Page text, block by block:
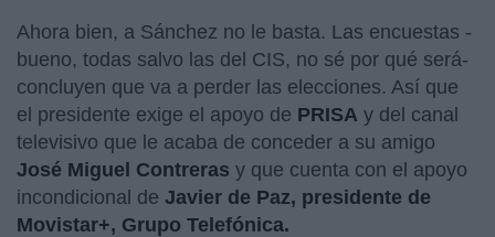
Ahora bien, a Sánchez no le basta. Las encuestas -
bueno, todas salvo las del CIS, no sé por qué será-
concluyen que va a perder las elecciones. Así que
el presidente exige el apoyo de PRISA y del canal
televisivo que le acaba de conceder a su amigo
José Miguel Contreras y que cuenta con el apoyo
incondicional de Javier de Paz, presidente de
Movistar+, Grupo Telefónica.